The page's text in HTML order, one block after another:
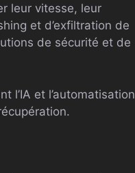
leur vitesse, leur
et d’exfiltration de
de sécurité et de
l’IA et l’automatisation